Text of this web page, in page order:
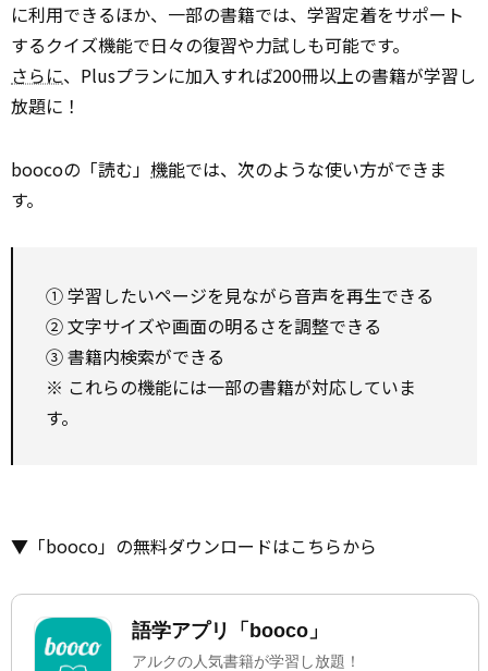
に利用できるほか、一部の書籍では、学習定着をサポート
するクイズ機能で日々の復習や力試しも可能です。
さらに、Plusプランに加入すれば200冊以上の書籍が学習し
放題に！
boocoの「読む」 機能では、次のような使い方ができま
す。
① 学習したいページを見ながら音声を再生できる
② 文字サイズや画面の明るさを調整できる
③ 書籍内検索ができる
※ これらの機能には一部の書籍が対応していま
す。
▼「booco」の無料ダウンロードはこちらから